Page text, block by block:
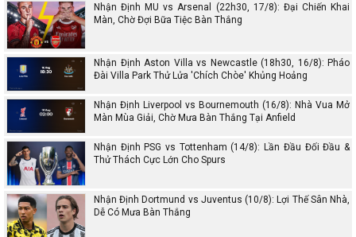
Nhận Định MU vs Arsenal (22h30, 17/8): Đại Chiến Khai
Màn, Chờ Đợi Bữa Tiệc Bàn Thắng
Nhận Định Aston Villa vs Newcastle (18h30, 16/8): Pháo
Đài Villa Park Thử Lửa 'Chích Chòe' Khủng Hoảng
Nhận Định Liverpool vs Bournemouth (16/8): Nhà Vua Mở
Màn Mùa Giải, Chờ Mưa Bàn Thắng Tại Anfield
Nhận Định PSG vs Tottenham (14/8): Lần Đầu Đối Đầu &
Thử Thách Cực Lớn Cho Spurs
Nhận Định Dortmund vs Juventus (10/8): Lợi Thế Sân Nhà,
Dễ Có Mưa Bàn Thắng